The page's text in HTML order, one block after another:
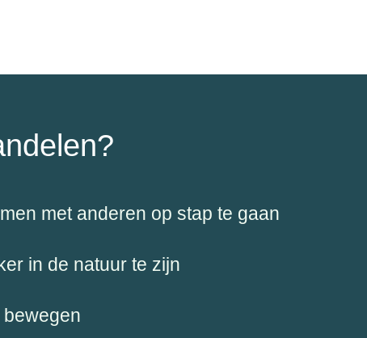
met anderen op stap te gaan
in de natuur te zijn